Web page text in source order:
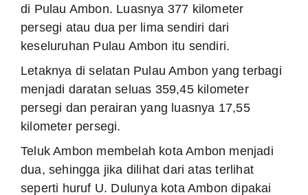
di Pulau Ambon. Luasnya 377 kilometer
persegi atau dua per lima sendiri dari
keseluruhan Pulau Ambon itu sendiri.
Letaknya di selatan Pulau Ambon yang terbagi
menjadi daratan seluas 359,45 kilometer
persegi dan perairan yang luasnya 17,55
kilometer persegi.
Teluk Ambon membelah kota Ambon menjadi
dua, sehingga jika dilihat dari atas terlihat
seperti huruf U. Dulunya kota Ambon dipakai